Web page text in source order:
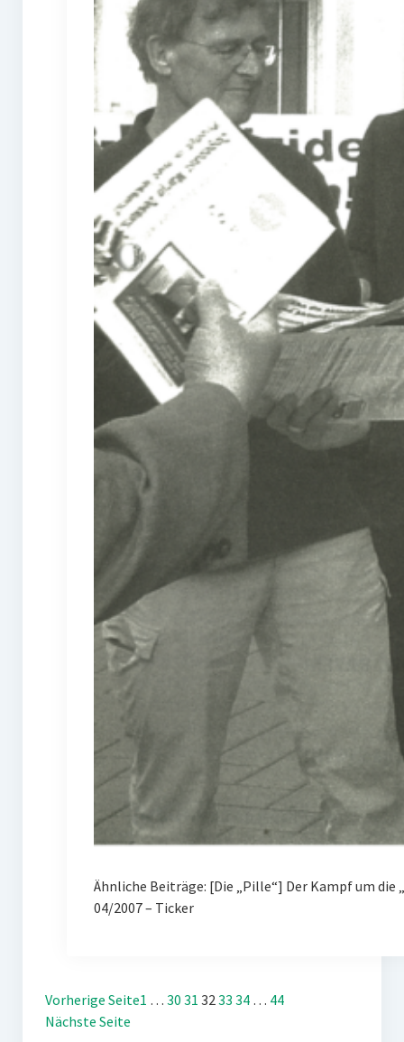
Ähnliche Beiträge: [Die „Pille“] Der Kampf um die
04/2007 – Ticker
Vorherige Seite1 … 30 31 32 33 34 … 44
Nächste Seite